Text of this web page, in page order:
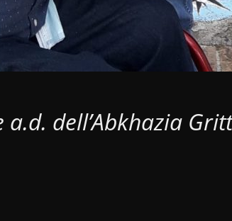
a.d. dell’Abkhazia